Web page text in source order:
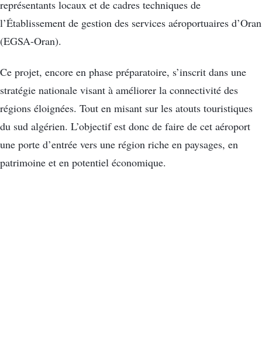
représentants locaux et de cadres techniques de
l’Établissement de gestion des services aéroportuaires d’Oran
(EGSA-Oran).
Ce projet, encore en phase préparatoire, s’inscrit dans une
stratégie nationale visant à améliorer la connectivité des
régions éloignées. Tout en misant sur les atouts touristiques
du sud algérien. L’objectif est donc de faire de cet aéroport
une porte d’entrée vers une région riche en paysages, en
patrimoine et en potentiel économique.